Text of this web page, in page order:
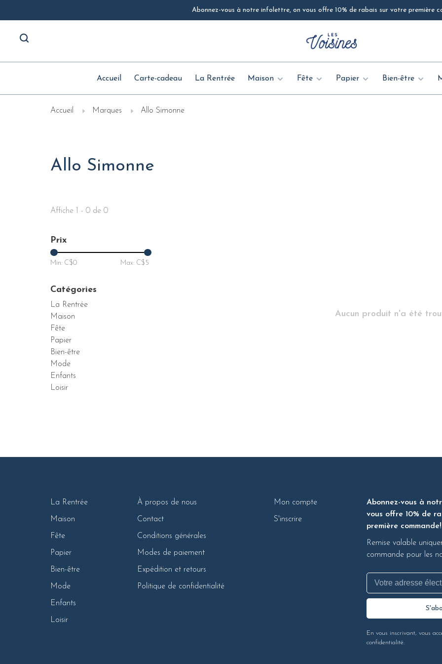
Abonnez-vous à notre infolettre, on vous offre 10% de rabais sur votre première
Accueil Carte-cadeau La Rentrée Maison Fête Papier Bien-être
Accueil Marques Allo Simonne
Allo Simonne
Affiche 1 - 0 de 0
Prix
Min: C$0 Max: C$ 5
Catégories
La Rentrée
Maison
Fête
Papier
Bien-être
Mode
Enfants
Loisir
Aucun produit n'a été
La Rentrée
Maison
Fête
Papier
Bien-être
Mode
Enfants
Loisir
À propos de nous
Contact
Conditions générales
Modes de paiement
Expédition et retours
Politique de confidentialité
Mon compte
S'inscrire
Abonnez-vous à
vous offre 10% de
première commande!
Remise valable
commande pour les
En vous inscrivant, vous
confidentialité.